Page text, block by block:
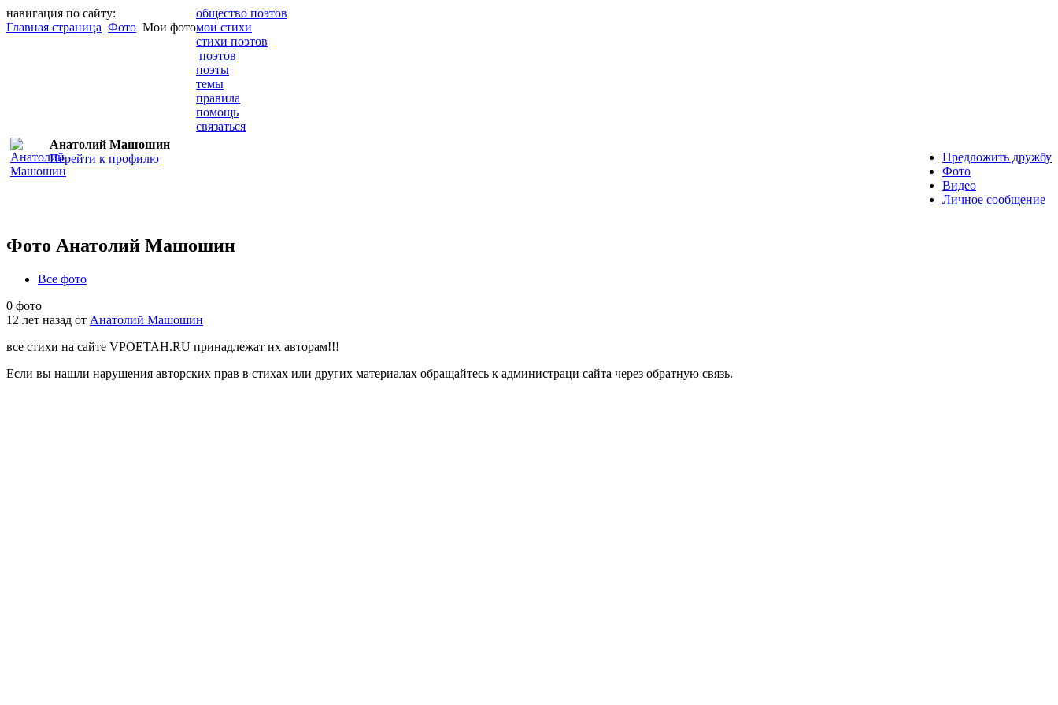
навигация по сайту:
Главная страница Фото Мои фото
общество поэтов
мои стихи
стихи поэтов
поэтов
поэты
темы
правила
помощь
связаться
Анатолий Машошин
Перейти к профилю
Предложить дружбу
Фото
Видео
Личное сообщение
Фото Анатолий Машошин
Все фото
0 фото
12 лет назад от Анатолий Машошин
все стихи на сайте VPOETAH.RU принадлежат их авторам!!!
Если вы нашли нарушения авторских прав в стихах или других материалах обращайтесь к администраци сайта через обратную связь.